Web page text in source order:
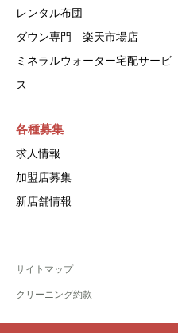
レンタル布団
ダウン専門 楽天市場店
ミネラルウォーター宅配サービ
ス
各種募集
求人情報
加盟店募集
新店舗情報
サイトマップ
クリーニング約款